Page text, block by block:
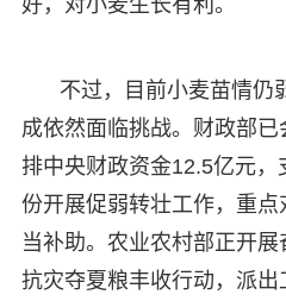
不过，目前小麦苗情仍
成依然面临挑战。财政部
排中央财政资金12.5亿元
份开展促弱转壮工作，重
当补助。农业农村部正开
抗灾夺夏粮丰收行动，派